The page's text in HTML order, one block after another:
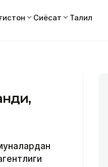
Сиёсат Таҳлил